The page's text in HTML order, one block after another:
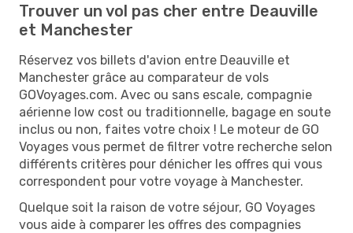
Trouver un vol pas cher entre Deauville
et Manchester
Réservez vos billets d'avion entre Deauville et
Manchester grâce au comparateur de vols
GOVoyages.com. Avec ou sans escale, compagnie
aérienne low cost ou traditionnelle, bagage en soute
inclus ou non, faites votre choix ! Le moteur de GO
Voyages vous permet de filtrer votre recherche selon
différents critères pour dénicher les offres qui vous
correspondent pour votre voyage à Manchester.
Quelque soit la raison de votre séjour, GO Voyages
vous aide à comparer les offres des compagnies